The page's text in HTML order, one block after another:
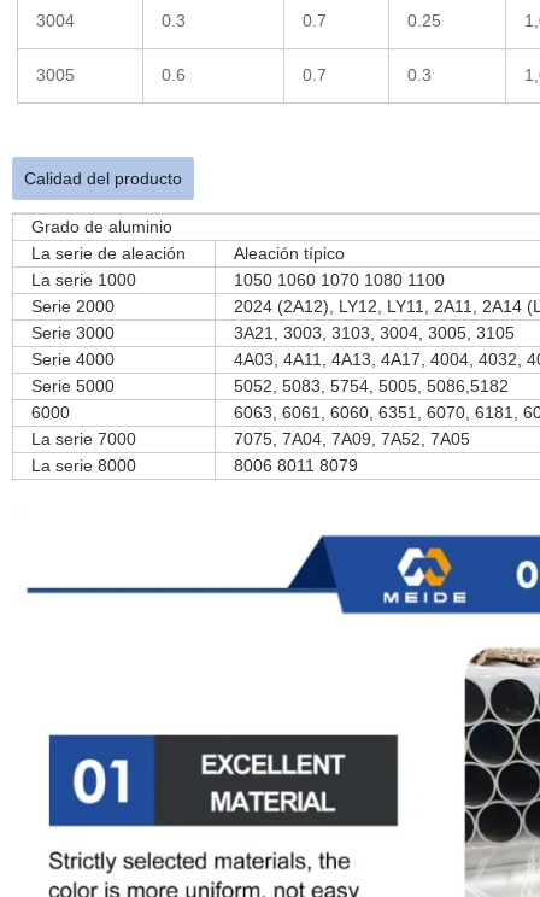
3004 0.3 0.7 0.25
3005 0.6 0.7 0.3
Calidad del producto
Grado de aluminio
La serie de aleación
Aleación típico
La serie 1000
1050 1060 1070 1080 1100
Serie 2000
2024 (2A12), LY12, LY11, 2A11, 2A14
Serie 3000
3A21, 3003, 3103, 3004, 3005, 3105
Serie 4000
4A03, 4A11, 4A13, 4A17, 4004, 4032,
Serie 5000
5052, 5083, 5754, 5005, 5086,5182
6000
6063, 6061, 6060, 6351, 6070, 6181,
La serie 7000
7075, 7A04, 7A09, 7A52, 7A05
La serie 8000
8006 8011 8079